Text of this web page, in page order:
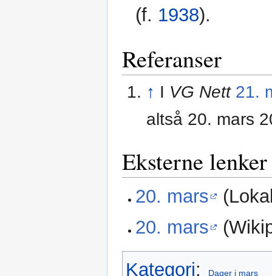
(f. 1938).
Referanser
↑ I VG Nett 21.
altså 20. mars
Eksterne lenker
20. mars
20. mars
Kategori: Dager i mars